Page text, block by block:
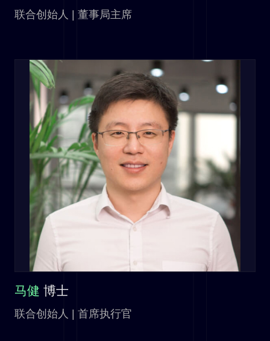
联合创始人 | 董事局主席
马健 博士
联合创始人 | 首席执行官